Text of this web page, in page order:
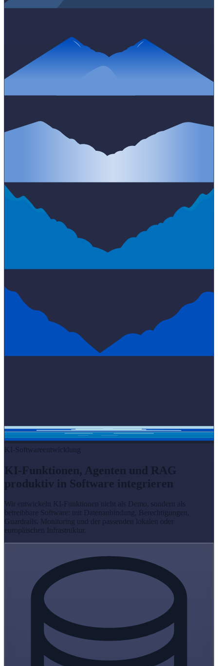
KI-Softwareentwicklung
KI-Funktionen, Agenten und RAG
produktiv in Software integrieren
Wir entwickeln KI-Funktionen nicht als Demo, sondern als
betreibbare Software: mit Datenanbindung, Berechtigungen,
Guardrails, Monitoring und der passenden lokalen oder
europäischen Infrastruktur.